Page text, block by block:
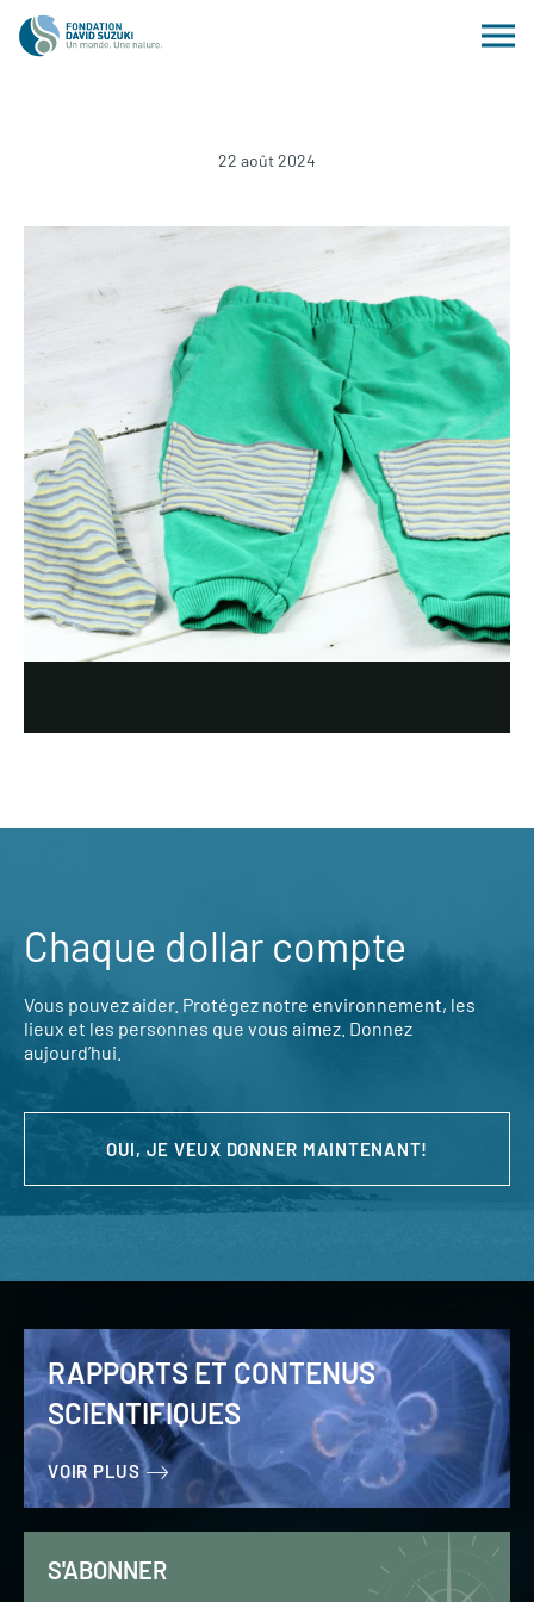
22 août 2024
Chaque dollar compte
Vous pouvez aider. Protégez notre environnement, les
lieux et les personnes que vous aimez. Donnez
aujourd’hui.
OUI, JE VEUX DONNER MAINTENANT!
RAPPORTS ET CONTENUS
SCIENTIFIQUES
VOIR PLUS
S'ABONNER